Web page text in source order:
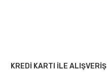
KREDİ KARTI İLE ALIŞVERİŞ